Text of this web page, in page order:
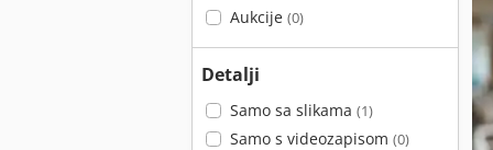
Aukcije (0)
Detalji
Samo sa slikama (1)
Samo s videozapisom (0)